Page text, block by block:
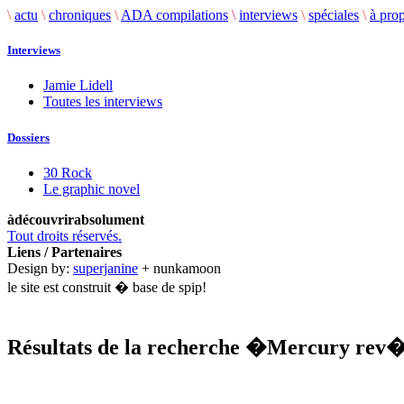
\ actu \ chroniques \ ADA compilations \ interviews \ spéciales \ à
Interviews
Jamie Lidell
Toutes les interviews
Dossiers
30 Rock
Le graphic novel
àdécouvrirabsolument
Tout droits réservés.
Liens / Partenaires
Design by: superjanine + nunkamoon
le site est construit � base de spip!
Résultats de la recherche �Mercury